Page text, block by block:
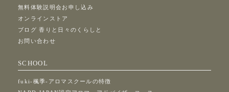
無料体験説明会お申し込み
オンラインストア
ブログ 香りと日々のくらしと
お問い合わせ
SCHOOL
fuki-楓季-アロマスクールの特徴